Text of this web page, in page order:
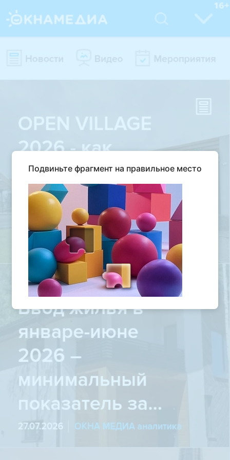
Подвиньте фрагмент на правильное место